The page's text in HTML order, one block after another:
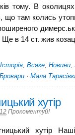
тому. В
що там колись
Ще в 14 ст. жив
Історія Всяке Новини
Бровари · Мала
хутір
Прокоментуй!
хутір